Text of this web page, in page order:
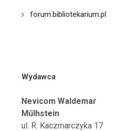
forum.bibliotekarium.pl
Wydawca
Nevicom Waldemar
Műlhstein
ul. R. Kaczmarczyka 17